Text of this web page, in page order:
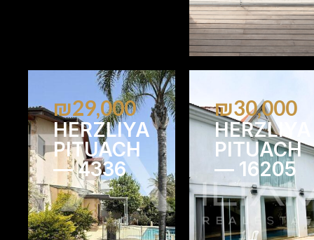
₪29,000
HERZLIYA
PITUACH
— 4336
4 2
₪30,000
HERZLIYA
PITUACH
— 16205
5 3